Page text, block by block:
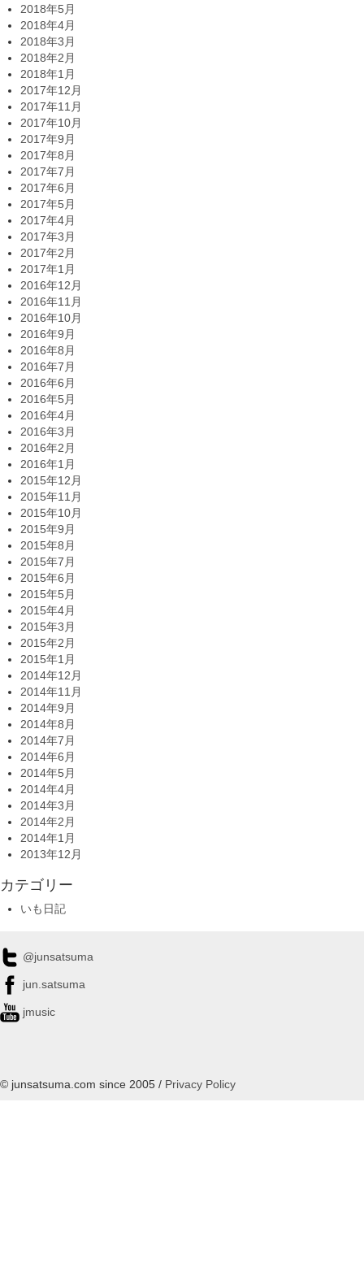
2018年5月
2018年4月
2018年3月
2018年2月
2018年1月
2017年12月
2017年11月
2017年10月
2017年9月
2017年8月
2017年7月
2017年6月
2017年5月
2017年4月
2017年3月
2017年2月
2017年1月
2016年12月
2016年11月
2016年10月
2016年9月
2016年8月
2016年7月
2016年6月
2016年5月
2016年4月
2016年3月
2016年2月
2016年1月
2015年12月
2015年11月
2015年10月
2015年9月
2015年8月
2015年7月
2015年6月
2015年5月
2015年4月
2015年3月
2015年2月
2015年1月
2014年12月
2014年11月
2014年9月
2014年8月
2014年7月
2014年6月
2014年5月
2014年4月
2014年3月
2014年2月
2014年1月
2013年12月
カテゴリー
いも日記
@junsatsuma
jun.satsuma
jmusic
© junsatsuma.com since 2005 / Privacy Policy